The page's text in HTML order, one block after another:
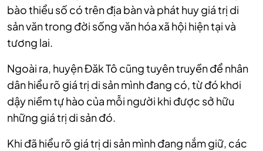
bào thiểu số có trên địa bàn và phát huy giá trị di
sản văn trong đời sống văn hóa xã hội hiện tại và
tương lai.
Ngoài ra, huyện Đăk Tô cũng tuyên truyền để nhân
dân hiểu rõ giá trị di sản mình đang có, từ đó khơi
dậy niềm tự hào của mỗi người khi được sở hữu
những giá trị di sản đó.
Khi đã hiểu rõ giá trị di sản mình đang nắm giữ, các